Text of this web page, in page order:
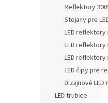
Reflektory
Stojany pre
LED reflektory
LED reflektory
LED
LED čipy pre
Dizajnové
LED trubice